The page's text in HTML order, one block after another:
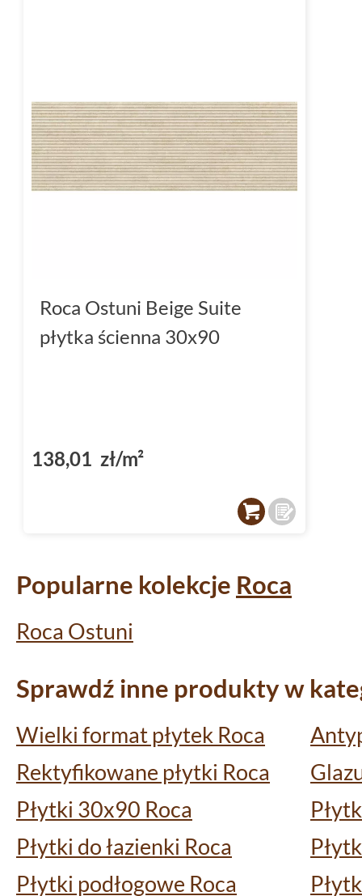
Roca Ostuni Beige Suite
płytka ścienna 30x90
138,01 zł/m²
Popularne kolekcje Roca
Roca Ostuni
Sprawdź inne produkty w
Wielki format płytek Roca
Rektyfikowane płytki Roca
Płytki 30x90 Roca
Płytki do łazienki Roca
Płytki podłogowe Roca